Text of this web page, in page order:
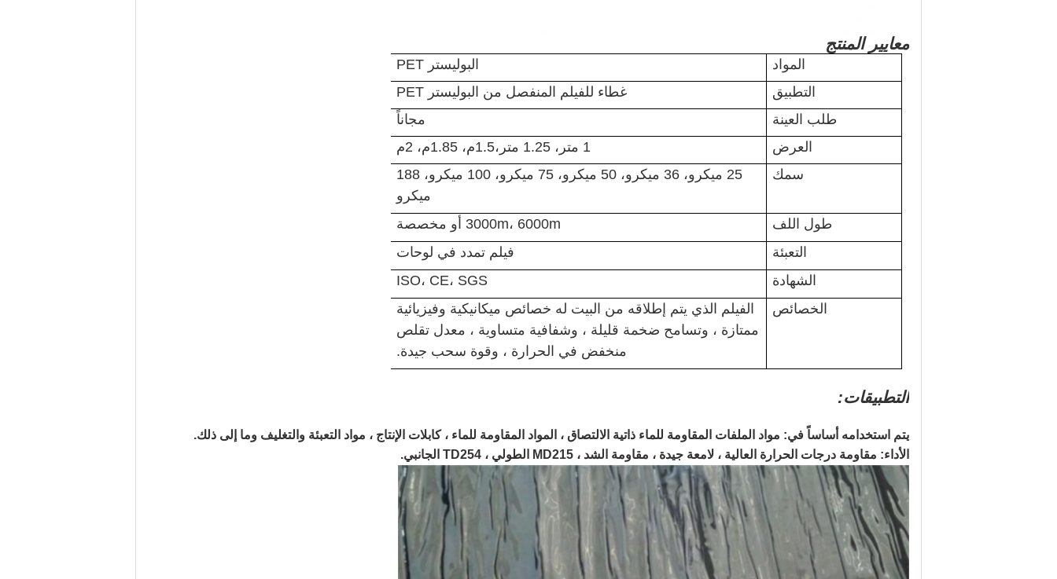
معايير المنتج
المواد
البوليستر PET
التطبيق
غطاء للفيلم المنفصل من البوليستر PET
طلب العينة
مجاناً
العرض
1 متر، 1.25 متر،1.5م، 1.85م، 2م
سمك
25 ميكرو، 36 ميكرو، 50 ميكرو، 75 ميكرو، 100 ميكرو، 188
ميكرو
طول اللف
3000m، 6000m أو مخصصة
التعبئة
فيلم تمدد في لوحات
الشهادة
ISO، CE، SGS
الخصائص
الفيلم الذي يتم إطلاقه من البيت له خصائص ميكانيكية وفيزيائية
ممتازة ، وتسامح ضخمة قليلة ، وشفافية متساوية ، معدل تقلص
منخفض في الحرارة ، وقوة سحب جيدة.
التطبيقات:
يتم استخدامه أساساً في: مواد الملفات المقاومة للماء ذاتية الالتصاق ، المواد المقاومة للماء ، كابلات الإنتاج ، مواد التعبئة والتغليف وما إلى ذلك.
الأداء: مقاومة درجات الحرارة العالية ، لامعة جيدة ، مقاومة الشد ، MD215 الطولي ، TD254 الجانبي.